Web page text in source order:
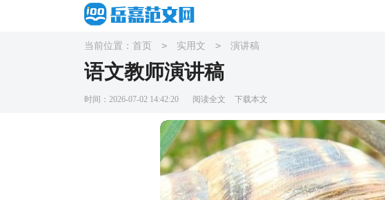
当前位置： 首页 > 实用文 > 演讲稿
语文教师演讲稿
时间：2026-07-02 14:42:20 阅读全文 下载本文